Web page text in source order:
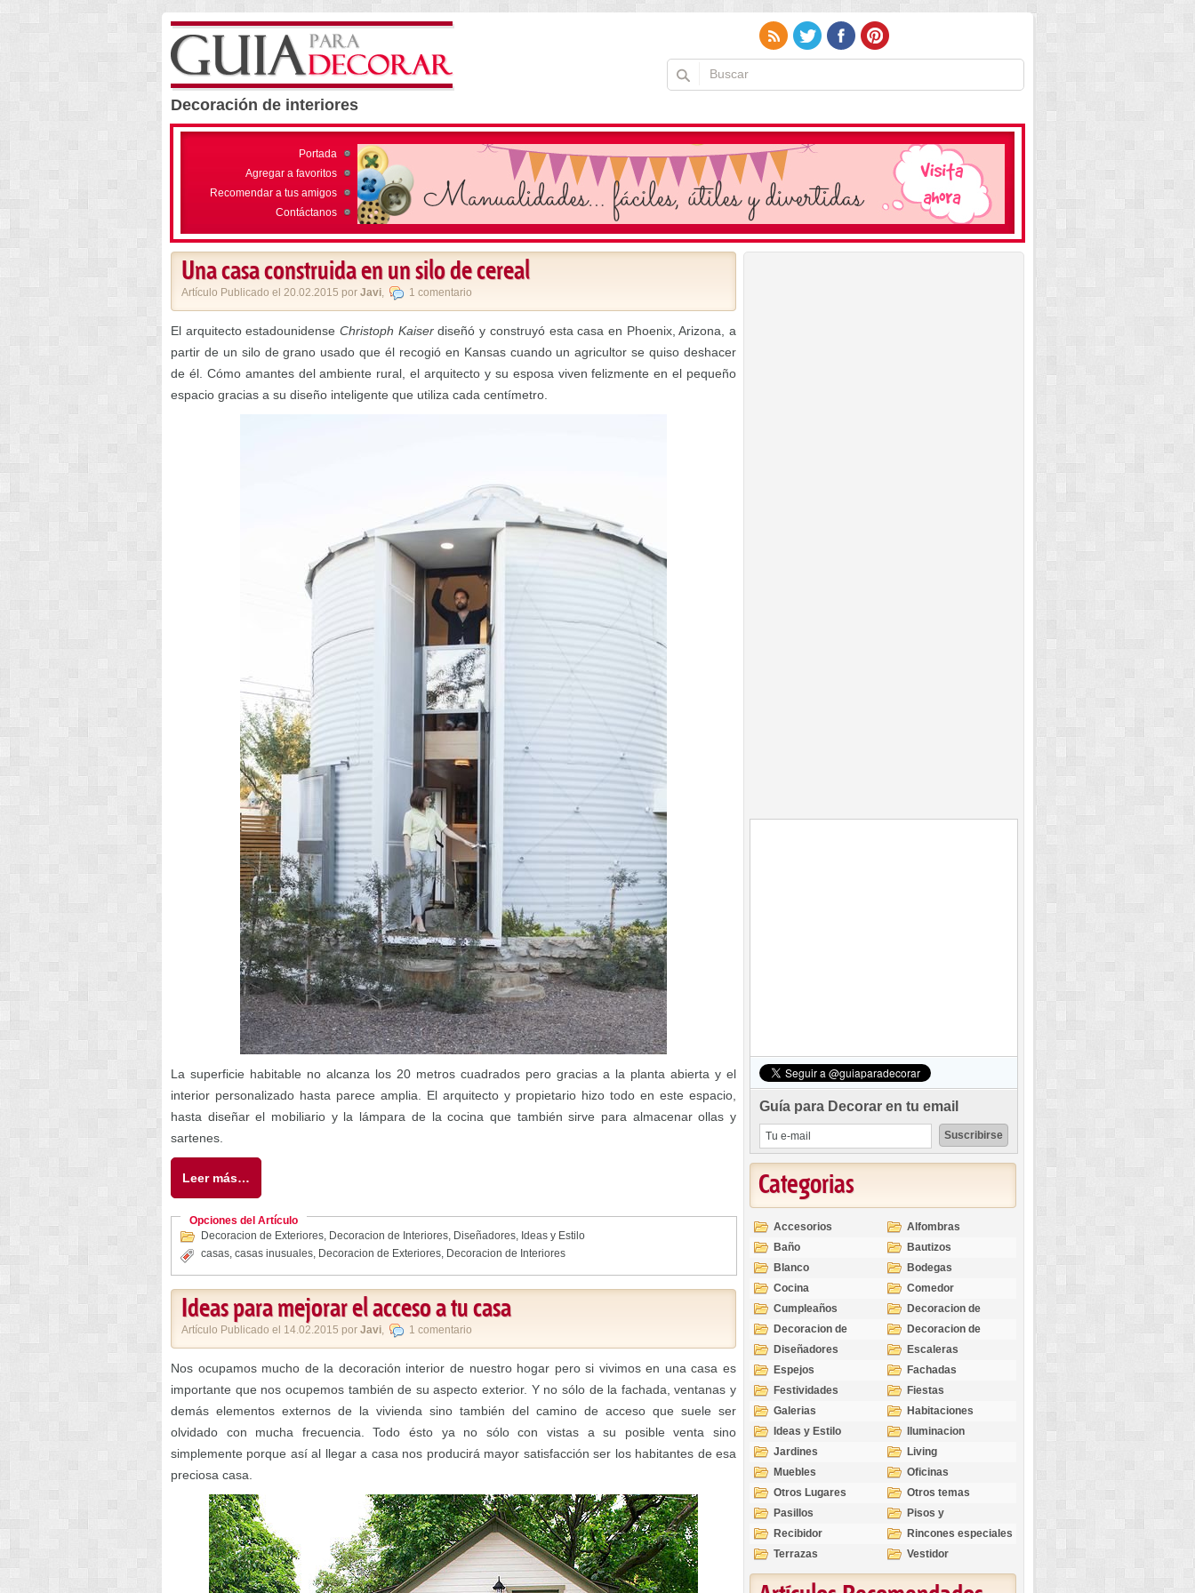
Decoración de interiores
Portada
Agregar a favoritos
Recomendar a tus amigos
Contáctanos
Una casa construida en un silo de cereal
Artículo Publicado el 20.02.2015 por Javi, 1 comentario
El arquitecto estadounidenseChristoph Kaiserdiseñó y construyó esta casa en Phoenix, Arizona, a
partir de un silo de grano usado que él recogió en Kansas cuando un agricultor se quiso deshacer
de él. Cómo amantes del ambiente rural, el arquitecto y su esposa viven felizmente en el pequeño
espacio gracias a su diseño inteligente que utiliza cada centímetro.
La superficie habitable no alcanza los 20 metros cuadrados pero gracias a la planta abierta y el
interior personalizado hasta parece amplia. El arquitecto y propietario hizo todo en este espacio,
hasta diseñar el mobiliario y la lámpara de la cocina que también sirve para almacenar ollas y
sartenes.
Leer más…
Opciones del Artículo
Decoracion de Exteriores, Decoracion de Interiores, Diseñadores, Ideas y Estilo
casas, casas inusuales, Decoracion de Exteriores, Decoracion de Interiores
Ideas para mejorar el acceso a tu casa
Artículo Publicado el 14.02.2015 por Javi, 1 comentario
Nos ocupamos mucho de la decoración interior de nuestro hogar pero si vivimos en una casa es
importante que nos ocupemos también de su aspecto exterior. Y no sólo de la fachada, ventanas y
demás elementos externos de la vivienda sino también del camino de acceso que suele ser
olvidado con mucha frecuencia. Todo ésto ya no sólo con vistas a su posible venta sino
simplemente porque así al llegar a casa nos producirá mayor satisfacción ser los habitantes de esa
preciosa casa.
Guía para Decorar en tu email
Categorias
Accesorios
Alfombras
Baño
Bautizos
Blanco
Bodegas
Cocina
Comedor
Cumpleaños
Decoracion de
Exteriores
Decoracion de
Interiores
Decoracion de
Ocasiones
Diseñadores
Escaleras
Espejos
Fachadas
Festividades
Fiestas
Galerias
Habitaciones
Ideas y Estilo
Iluminacion
Jardines
Living
Muebles
Oficinas
Otros Lugares
Otros temas
Pasillos
Pisos y
revestimientos
Recibidor
Rincones especiales
Terrazas
Vestidor